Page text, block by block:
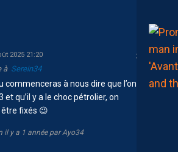
2025 21:20
à Serein34
commenceras à nous dire que l’on est
et qu’il y a le choc pétrolier, on
fixés 😉
il y a 1 année par Ayo34